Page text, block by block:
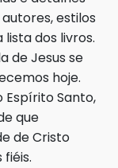
estilos
dos livros.
de Jesus se
hoje.
Espírito Santo,
que
de Cristo